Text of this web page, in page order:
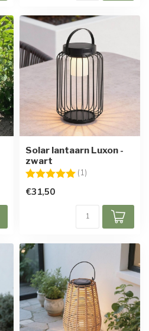
Solar lantaarn Luxon -
zwart
Beoordeling: (1)
€31,50